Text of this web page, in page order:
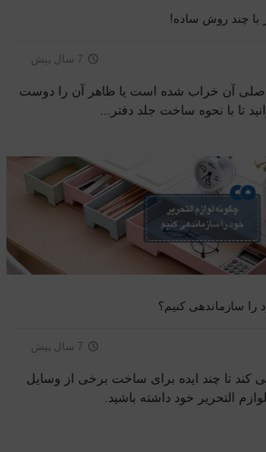
با چند روش ساده!
7 سال پیش
اصلی آن خراب شده است یا ظاهر آن را دوست
تا با نحوه ساخت جلد دفتر...
را سازماندهی کنیم؟
7 سال پیش
کند تا چند ایده برای ساخت برخی از وسایل
التحریر خود داشته باشید.